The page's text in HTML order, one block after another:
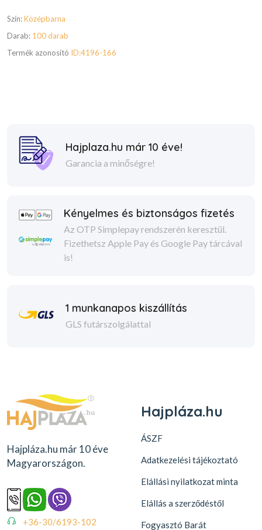
Szín:Középbarna
Darab: 100 darab
Termék azonosító ID:4196-166
Hajplaza.hu már 10 éve!
Garancia a minőségre!
Kényelmes és biztonságos fizetés
Az OTP Simplepay rendszerén keresztül.
Fizethetsz Apple Pay és Google Pay tárcával
is!
1 munkanapos kiszállítás
GLS futárszolgálattal
Hajpláza.hu már 10 éve
Magyarországon.
+36-30/6193-102
Hajpláza.hu
ÁSZF
Adatkezelési tájékoztató
Elállási nyilatkozat minta
Elállás a szerződéstől
Fogyasztó Barát